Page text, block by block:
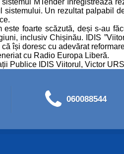
MTender înregistrează
Un rezultat palpabil
este foarte scăzută, deși s-au
inclusiv Chișinău. IDIS
își doresc cu adevărat
cu Radio Europa Liberă.
Publice IDIS Viitorul, Victor
060088544